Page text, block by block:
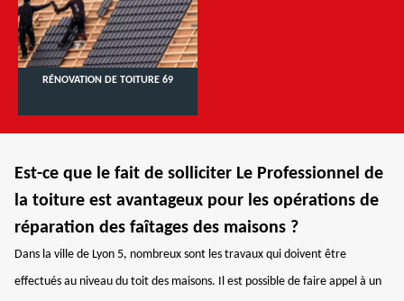
RÉNOVATION DE TOITURE 69
Est-ce que le fait de solliciter Le Professionnel de
la toiture est avantageux pour les opérations de
réparation des faîtages des maisons ?
Dans la ville de Lyon 5, nombreux sont les travaux qui doivent être
effectués au niveau du toit des maisons. Il est possible de faire appel à un